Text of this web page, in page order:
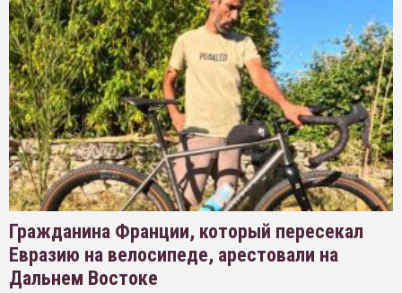
Гражданина Франции, который пересекал
Евразию на велосипеде, арестовали на
Дальнем Востоке